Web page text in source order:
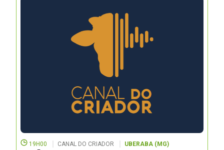
19H00 CANAL DO CRIADOR UBERABA (MG)